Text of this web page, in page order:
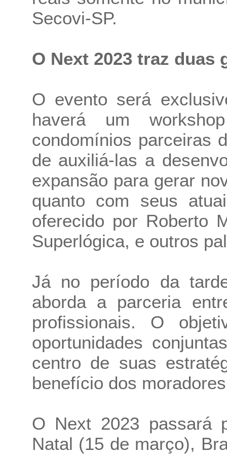
Secovi-SP.
O Next 2023 traz duas
O evento será
haverá um
condomínios parceiras
de auxiliá-las a
expansão para gerar
quanto com seus
oferecido por Roberto
Superlógica, e outros
Já no período da
aborda a parceria
profissionais. O
oportunidades
centro de suas
benefício dos
O Next 2023 passará
Natal (15 de março),